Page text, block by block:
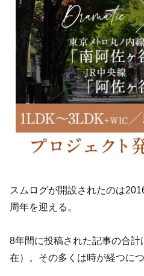
スムログが開設されたのは
周年を迎える。
8年間に投稿された記事の合計
在）。その多くは時が経つに